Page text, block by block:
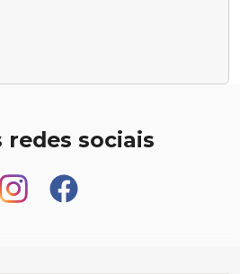
redes sociais